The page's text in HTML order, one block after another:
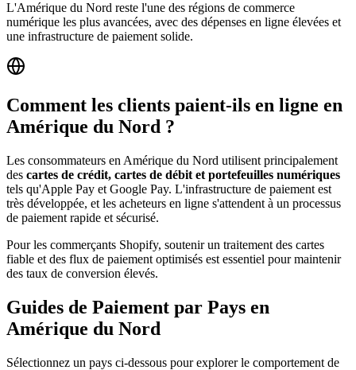
L'Amérique du Nord reste l'une des régions de commerce
numérique les plus avancées, avec des dépenses en ligne élevées et
une infrastructure de paiement solide.
Comment les clients paient-ils en ligne en
Amérique du Nord ?
Les consommateurs en Amérique du Nord utilisent principalement
des cartes de crédit, cartes de débit et portefeuilles numériques
tels qu'Apple Pay et Google Pay. L'infrastructure de paiement est
très développée, et les acheteurs en ligne s'attendent à un processus
de paiement rapide et sécurisé.
Pour les commerçants Shopify, soutenir un traitement des cartes
fiable et des flux de paiement optimisés est essentiel pour maintenir
des taux de conversion élevés.
Guides de Paiement par Pays en
Amérique du Nord
Sélectionnez un pays ci-dessous pour explorer le comportement de